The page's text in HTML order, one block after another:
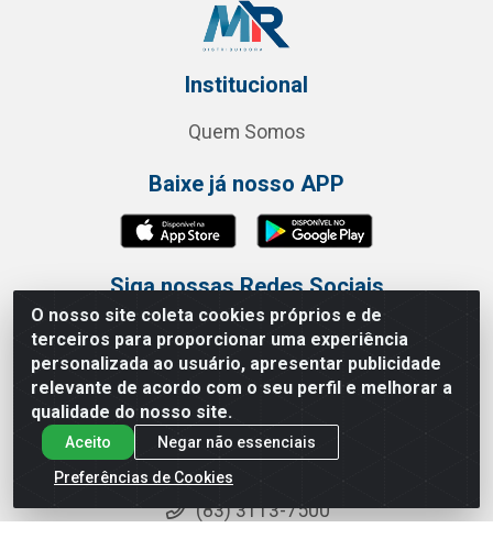
O nosso site coleta cookies próprios e de
terceiros para proporcionar uma experiência
personalizada ao usuário, apresentar publicidade
relevante de acordo com o seu perfil e melhorar a
qualidade do nosso site.
Aceito
Negar não essenciais
Preferências de Cookies
Institucional
Quem Somos
Baixe já nosso APP
Siga nossas Redes Sociais
Instagram
Facebook
Onde Estamos
Fale Conosco
(83) 3113-7500